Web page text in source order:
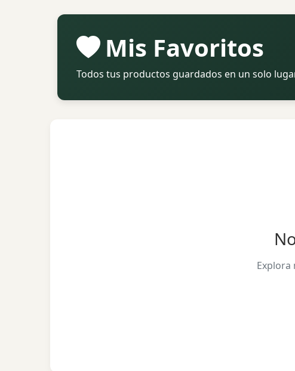
Mis Favoritos
Todos tus productos guardados en un solo